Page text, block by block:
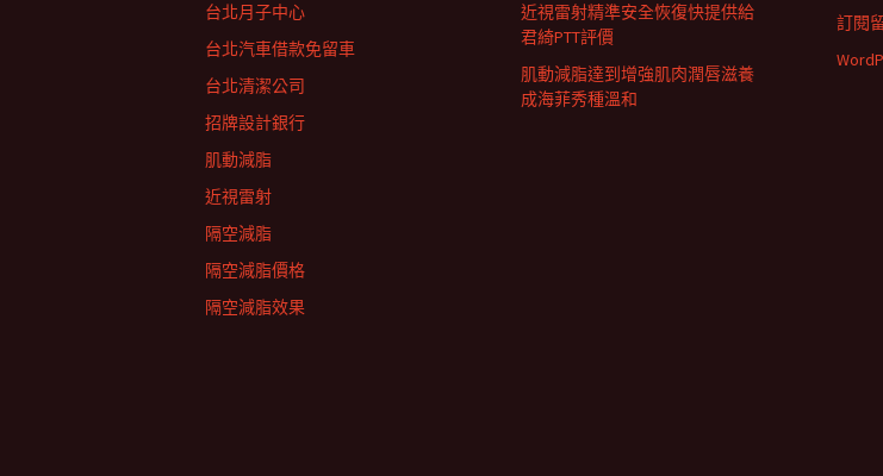
近視雷射精準安全恢復快提供給
君綺PTT評價
肌動減脂達到增強肌肉潤唇滋養
成海菲秀種溫和
台北月子中心
台北汽車借款免留車
台北清潔公司
招牌設計銀行
肌動減脂
近視雷射
隔空減脂
隔空減脂價格
隔空減脂效果
訂閱